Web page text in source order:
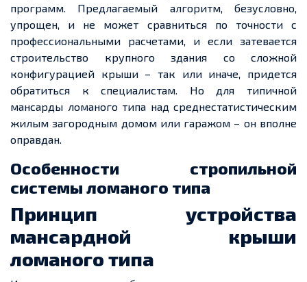
программ. Предлагаемый алгоритм, безусловно,
упрощен, и не может сравниться по точности с
профессиональными расчетами, и если затевается
строительство крупного здания со сложной
конфигурацией крыши – так или иначе, придется
обратиться к специалистам. Но для типичной
мансарды ломаного типа над среднестатистическим
жилым загородным домом или гаражом – он вполне
оправдан.
Особенности стропильной
системы ломаного типа
Принцип устройства
мансардной крыши
ломаного типа